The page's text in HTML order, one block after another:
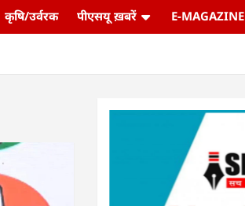
कृषि/उर्वरक पीएसयू ख़बरें E-MAGAZINE